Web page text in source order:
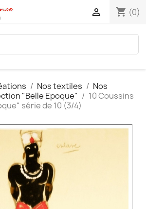
shopping_cart (0)

Nos textiles
Nos
"Belle Epoque"
10 Coussins
série de 10 (3/4)